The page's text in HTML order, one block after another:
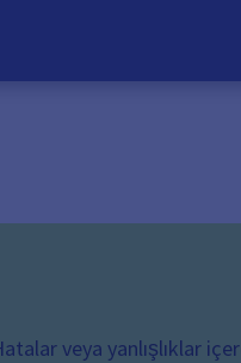
veya yanlışlıklar